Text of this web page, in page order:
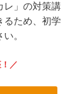
レ」の対策講
るため、初学
。